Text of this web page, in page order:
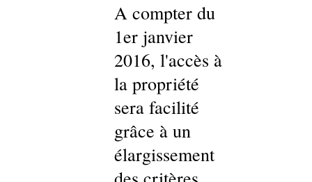
A compter du
1er janvier
2016, l'accès à
la propriété
sera facilité
grâce à un
élargissement